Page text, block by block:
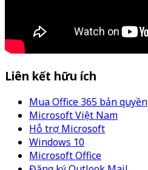
Liên kết hữu ích
Mua Office 365 bản quyền
Microsoft Việt Nam
Hỗ trợ Microsoft
Windows 10
Microsoft Office